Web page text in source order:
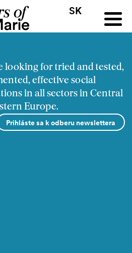
SK
Médiá Kontakt
looking for tried and tested,
effective social
in all sectors in Central
Europe.
Prihláste sa k odberu newslettera